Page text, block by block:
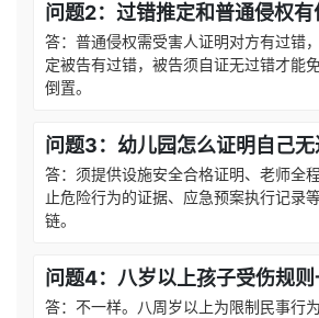
问题2：过错推定和普通侵权有
答：普通侵权需受害人证明对方有过错
定被告有过错，被告须自证无过错才能
倒置。
问题3：幼儿园怎么证明自己无
答：须提供设施安全合格证明、老师全
止危险行为的证据、应急预案执行记录
链。
问题4：八岁以上孩子受伤规则
答：不一样。八周岁以上为限制民事行